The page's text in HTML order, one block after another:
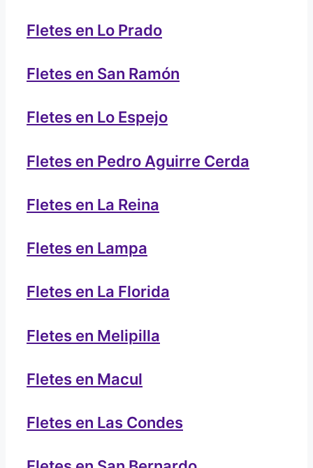
Fletes en Lo Prado
Fletes en San Ramón
Fletes en Lo Espejo
Fletes en Pedro Aguirre Cerda
Fletes en La Reina
Fletes en Lampa
Fletes en La Florida
Fletes en Melipilla
Fletes en Macul
Fletes en Las Condes